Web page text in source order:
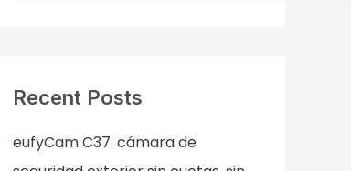
Recent Posts
eufyCam C37: cámara de